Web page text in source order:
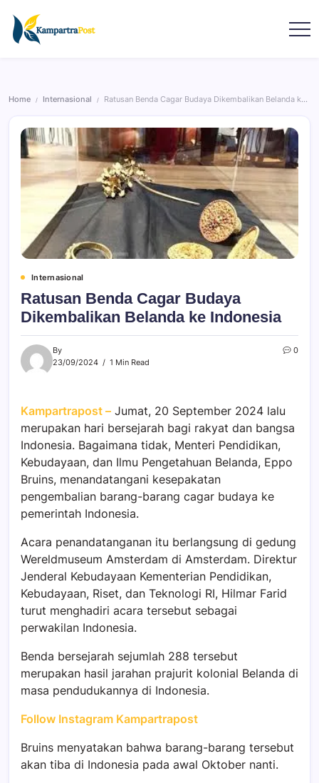
Home / Internasional / Ratusan Benda Cagar Budaya Dikembalikan Belanda ke Indonesia
Internasional
Ratusan Benda Cagar Budaya
Dikembalikan Belanda ke Indonesia
By
23/09/2024
1 Min Read
0
Kampartrapost – Jumat, 20 September 2024 lalu
merupakan hari bersejarah bagi rakyat dan bangsa
Indonesia. Bagaimana tidak, Menteri Pendidikan,
Kebudayaan, dan Ilmu Pengetahuan Belanda, Eppo
Bruins, menandatangani kesepakatan
pengembalian barang-barang cagar budaya ke
pemerintah Indonesia.
Acara penandatanganan itu berlangsung di gedung
Wereldmuseum Amsterdam di Amsterdam. Direktur
Jenderal Kebudayaan Kementerian Pendidikan,
Kebudayaan, Riset, dan Teknologi RI, Hilmar Farid
turut menghadiri acara tersebut sebagai
perwakilan Indonesia.
Benda bersejarah sejumlah 288 tersebut
merupakan hasil jarahan prajurit kolonial Belanda di
masa pendudukannya di Indonesia.
Follow Instagram Kampartrapost
Bruins menyatakan bahwa barang-barang tersebut
akan tiba di Indonesia pada awal Oktober nanti.